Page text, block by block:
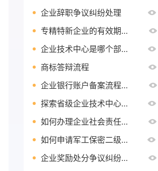
企业辞职争议纠纷处理
专精特新企业的有效期有多久？
企业技术中心是哪个部门认定？
商标答辩流程
企业银行账户备案流程是什么？
探索省级企业技术中心奖励政策，助力企业创新发展
如何办理企业社会责任管理体系认证延期
如何申请军工保密二级资质
企业奖励处分争议纠纷处理